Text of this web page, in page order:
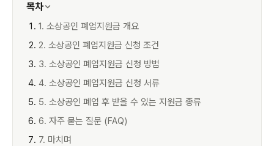
목차
1. 소상공인 폐업지원금 개요
2. 소상공인 폐업지원금 신청 조건
3. 소상공인 폐업지원금 신청 방법
4. 소상공인 폐업지원금 신청 서류
5. 소상공인 폐업 후 받을 수 있는 지원금 종류
6. 자주 묻는 질문 (FAQ)
7. 마치며